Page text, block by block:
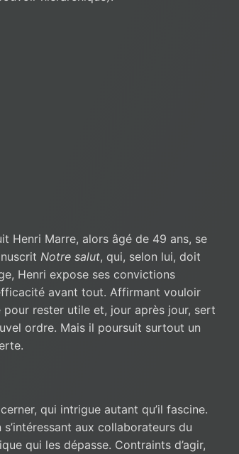
Henri Marre, alors âgé de 49 ans, se
Notre salut, qui, selon lui, doit
Henri expose ses convictions
avant tout. Affirmant vouloir
rester utile et, jour après jour, sert
ordre. Mais il poursuit surtout un
qui intrigue autant qu’il fascine.
aux collaborateurs du
qui les dépasse. Contraints d’agir,